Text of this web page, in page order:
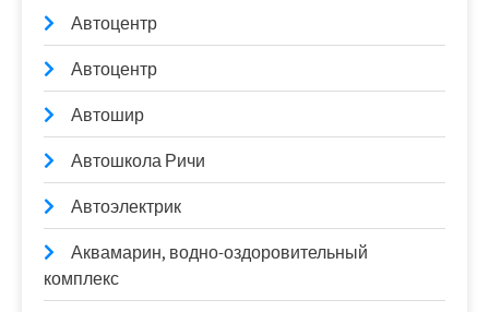
Автоцентр
Автоцентр
Автошир
Автошкола Ричи
Автоэлектрик
Аквамарин, водно-оздоровительный
комплекс